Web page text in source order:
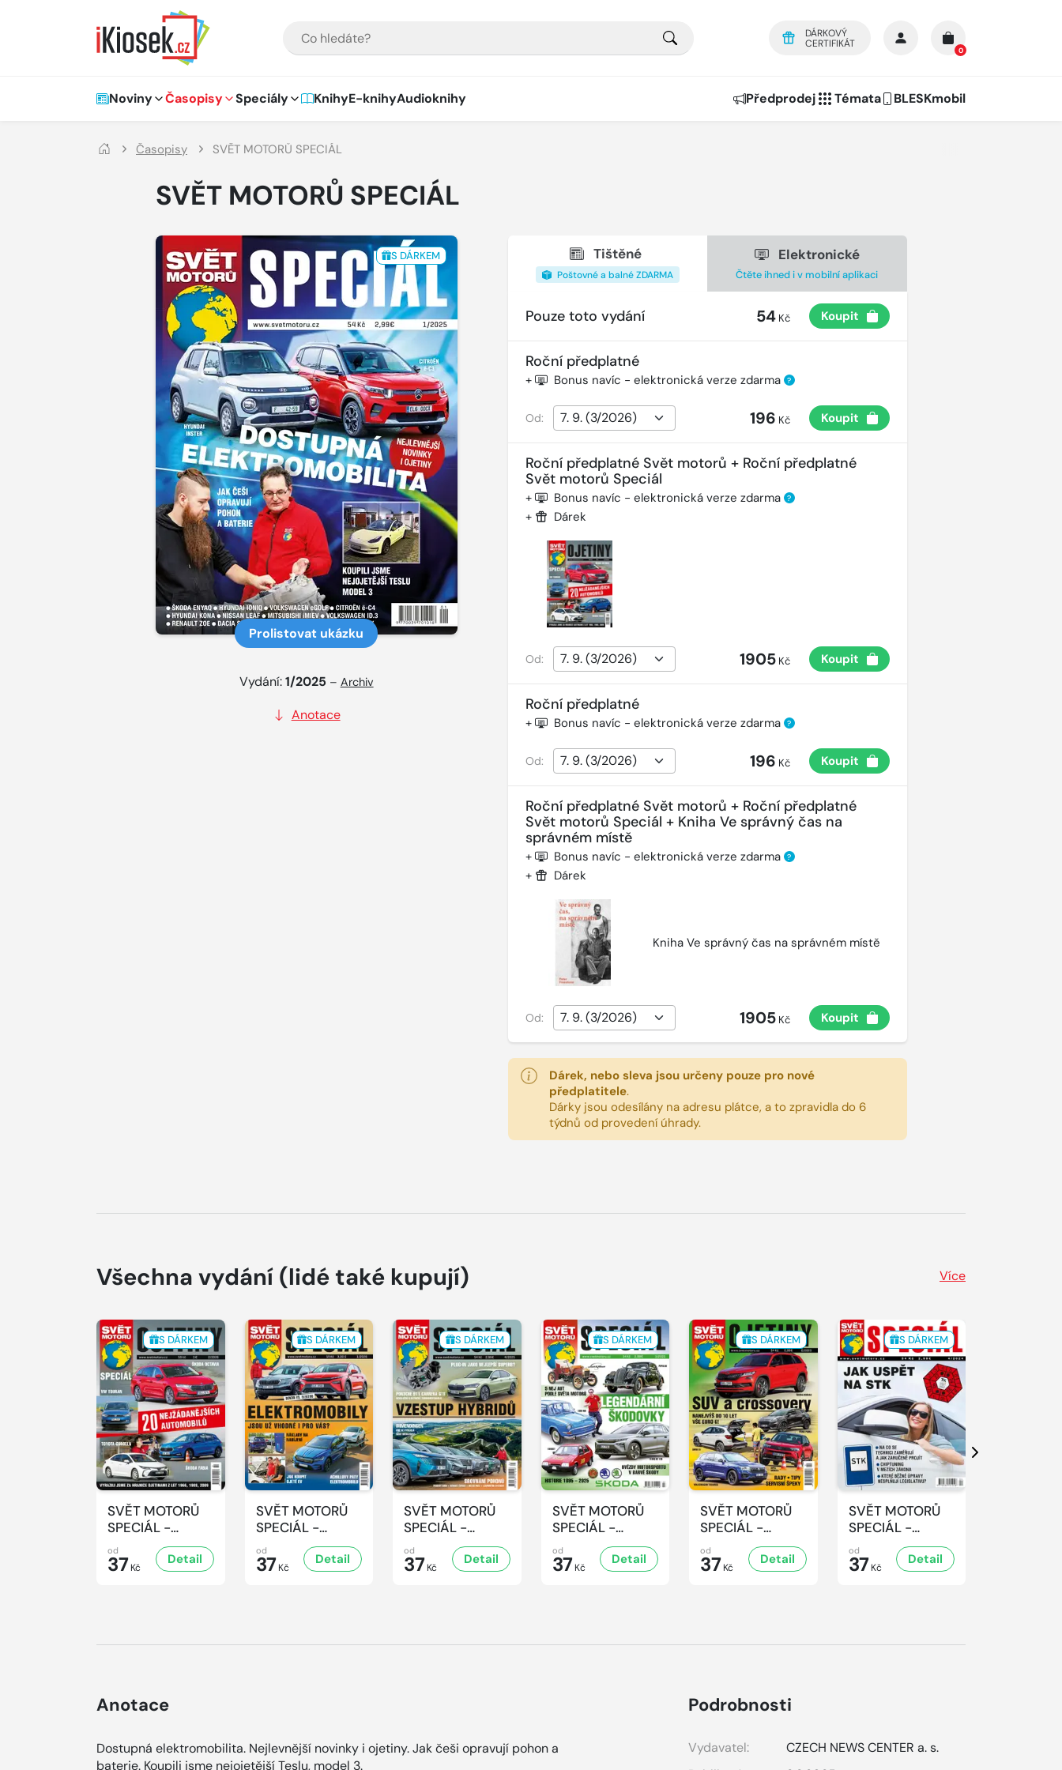
DÁRKOVÝ
CERTIFIKÁT
0
Hlavní navigace
Noviny Časopisy Speciály KnihyE-knihyAudioknihy Předprodej Témata BLESKmobil
Časopisy SVĚT MOTORŮ SPECIÁL
SVĚT MOTORŮ SPECIÁL
S DÁRKEM
Prolistovat ukázku
Vydání:1/2025 – Archiv
Anotace
Tištěné
Poštovné a balné ZDARMA
Elektronické
Čtěte ihned i v mobilní aplikaci
Pouze toto vydání 54Kč Koupit
Roční předplatné
+ Bonus navíc - elektronická verze zdarma ?
Od: 196 Kč Koupit
Roční předplatné Svět motorů + Roční předplatné
Svět motorů Speciál
+ Bonus navíc - elektronická verze zdarma ?
+ Dárek
Od: 1905Kč Koupit
Roční předplatné
+ Bonus navíc - elektronická verze zdarma ?
Od: 196 Kč Koupit
Roční předplatné Svět motorů + Roční předplatné
Svět motorů Speciál + Kniha Ve správný čas na
správném místě
+ Bonus navíc - elektronická verze zdarma ?
+ Dárek
Kniha Ve správný čas na správném místě
Od: 1905Kč Koupit
Dárek, nebo sleva jsou určeny pouze pro nové
předplatitele.
Dárky jsou odesílány na adresu plátce, a to zpravidla do 6
týdnů od provedení úhrady.
Všechna vydání (lidé také kupují) Více
S DÁRKEM
SVĚT MOTORŮ
SPECIÁL -
2/2026
od
37 Kč
Detail
S DÁRKEM
SVĚT MOTORŮ
SPECIÁL -
1/2026
od
37 Kč
Detail
S DÁRKEM
SVĚT MOTORŮ
SPECIÁL -
4/2025
od
37 Kč
Detail
S DÁRKEM
SVĚT MOTORŮ
SPECIÁL -
3/2025
od
37 Kč
Detail
S DÁRKEM
SVĚT MOTORŮ
SPECIÁL -
2/2025
od
37 Kč
Detail
S DÁRKEM
SVĚT MOTORŮ
SPECIÁL -
4/2024
od
37 Kč
Detail
Další
Anotace
Dostupná elektromobilita. Nejlevnější novinky i ojetiny. Jak češi opravují pohon a
baterie. Koupili jsme nejojetější Teslu, model 3.
Podrobnosti
Vydavatel:
CZECH NEWS CENTER a. s.